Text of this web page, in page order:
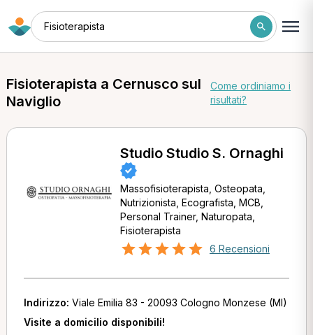
Fisioterapista
Fisioterapista a Cernusco sul
Naviglio
Come ordiniamo i
risultati?
Studio Studio S. Ornaghi
Massofisioterapista, Osteopata,
Nutrizionista, Ecografista, MCB,
Personal Trainer, Naturopata,
Fisioterapista
6 Recensioni
Indirizzo: Viale Emilia 83 - 20093 Cologno Monzese (MI)
Visite a domicilio disponibili!